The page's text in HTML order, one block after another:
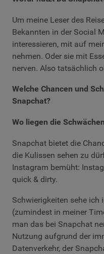
Um meine Leser des
Bekannten in der Social
interessieren, mit auf
nehmen. Oder sie mit
nerven. Also tatsächlich
Welche Chancen und
Snapchat?
Wo liegen die
Snapchat bietet die
die Kulissen sehen zu
Instagram bemüht:
quick & dirty.
Schwierigkeiten sehe ich
(zumindest in meiner
man das bei Snapchat
Nutzung aufgrund der
Datenverkehr, der